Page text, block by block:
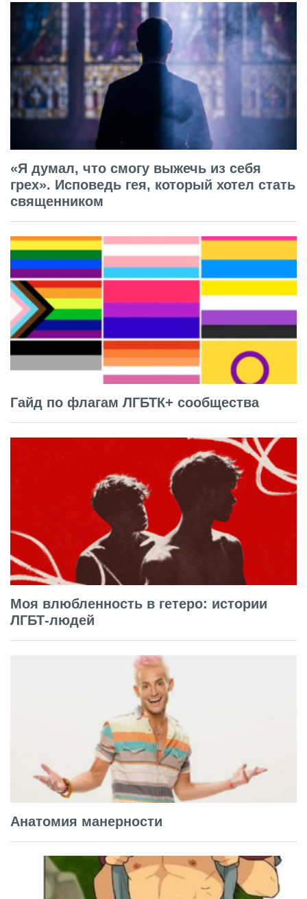
«Я думал, что смогу выжечь из себя
грех». Исповедь гея, который хотел стать
священником
Гайд по флагам ЛГБТК+ сообщества
Моя влюбленность в гетеро: истории
ЛГБТ-людей
Анатомия манерности